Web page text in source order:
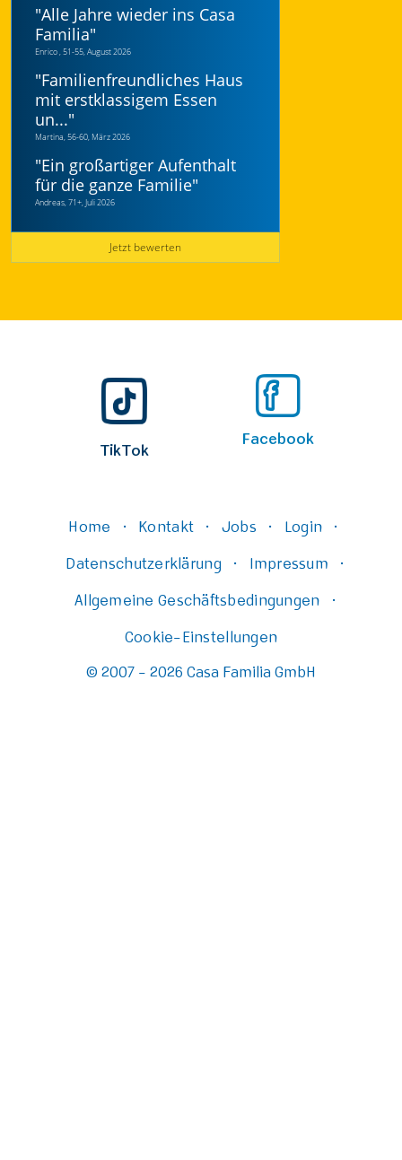
"Alle Jahre wieder ins Casa
Familia"
Enrico , 51-55, August 2026
"Familienfreundliches Haus
mit erstklassigem Essen
un..."
Martina, 56-60, März 2026
"Ein großartiger Aufenthalt
für die ganze Familie"
Andreas, 71+, Juli 2026
Jetzt bewerten
TikTok Facebook
Home · Kontakt · Jobs · Login ·
Datenschutzerklärung · Impressum ·
Allgemeine Geschäftsbedingungen ·
Cookie-Einstellungen
© 2007 - 2026 Casa Familia GmbH